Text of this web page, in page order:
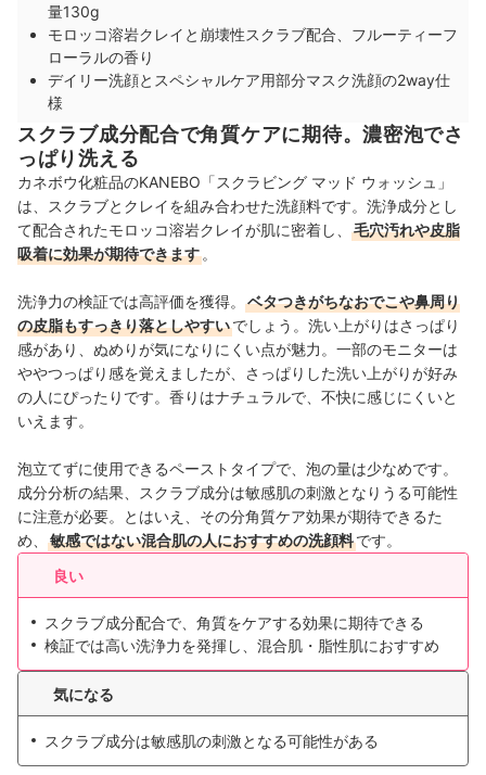
量130g
モロッコ溶岩クレイと崩壊性スクラブ配合、フルーティーフ
ローラルの香り
デイリー洗顔とスペシャルケア用部分マスク洗顔の2way仕
様
スクラブ成分配合で角質ケアに期待。濃密泡でさ
っぱり洗える
カネボウ化粧品のKANEBO「スクラビング マッド ウォッシュ」
は、スクラブとクレイを組み合わせた洗顔料です。洗浄成分とし
て配合されたモロッコ溶岩クレイが肌に密着し、
毛穴汚れや皮脂
吸着に効果が期待できます。
洗浄力の検証では高評価を獲得。
ベタつきがちなおでこや鼻周り
の皮脂もすっきり落としやすいでしょう。洗い上がりはさっぱり
感があり、ぬめりが気になりにくい点が魅力。一部のモニターは
ややつっぱり感を覚えましたが、さっぱりした洗い上がりが好み
の人にぴったりです。香りはナチュラルで、不快に感じにくいと
いえます。
泡立てずに使用できるペーストタイプで、泡の量は少なめです。
成分分析の結果、スクラブ成分は敏感肌の刺激となりうる可能性
に注意が必要。とはいえ、その分角質ケア効果が期待できるた
め、
敏感ではない混合肌の人におすすめの洗顔料です。
良い
スクラブ成分配合で、角質をケアする効果に期待できる
検証では高い洗浄力を発揮し、混合肌・脂性肌におすすめ
気になる
スクラブ成分は敏感肌の刺激となる可能性がある